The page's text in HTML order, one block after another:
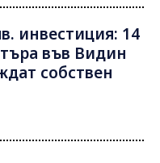
инвестиция: 14
във Видин
собствен